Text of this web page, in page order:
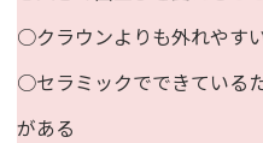
○クラウンよりも外れやす
○セラミックでできている
がある